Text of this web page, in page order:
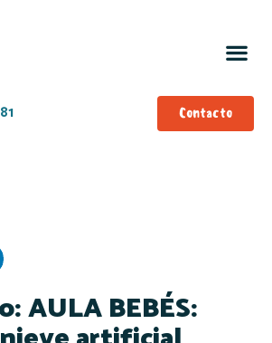
Contacto
AULA BEBÉS: